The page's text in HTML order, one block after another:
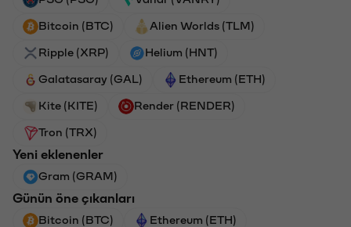
Bitcoin (BTC) Alien Worlds (TLM)
Ripple (XRP) Helium (HNT)
Galatasaray (GAL) Ethereum (ETH)
Kite (KITE) Render (RENDER)
Tron (TRX)
Yeni eklenenler
Gram (GRAM)
Günün öne çıkanları
Bitcoin (BTC) Ethereum (ETH)